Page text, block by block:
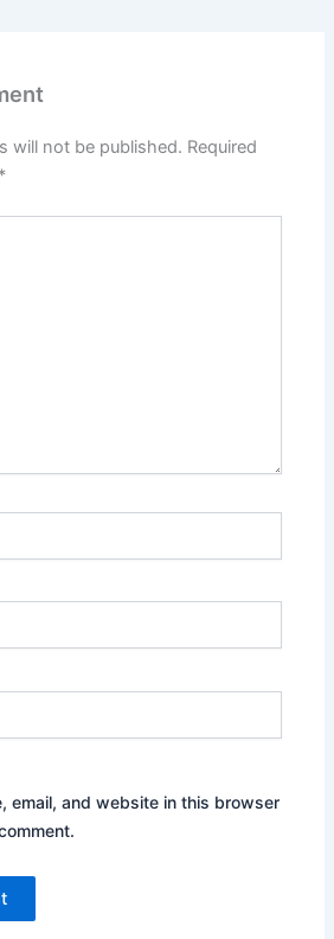
will not be published. Required
*
email, and website in this browser